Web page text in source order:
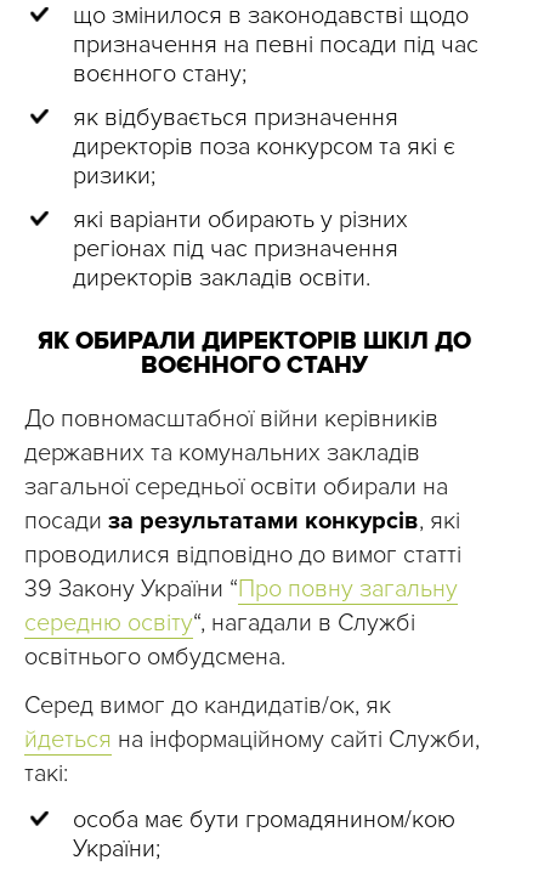
що змінилося в законодавстві щодо
призначення на певні посади під час
воєнного стану;
як відбувається призначення
директорів поза конкурсом та які є
ризики;
які варіанти обирають у різних
регіонах під час призначення
директорів закладів освіти.
ЯК ОБИРАЛИ ДИРЕКТОРІВ ШКІЛ ДО
ВОЄННОГО СТАНУ
До повномасштабної війни керівників
державних та комунальних закладів
загальної середньої освіти обирали на
посади за результатами конкурсів, які
проводилися відповідно до вимог статті
39 Закону України “Про повну загальну
середню освіту“, нагадали в Службі
освітнього омбудсмена.
Серед вимог до кандидатів/ок, як
йдеться на інформаційному сайті Служби,
такі:
особа має бути громадянином/кою
України;